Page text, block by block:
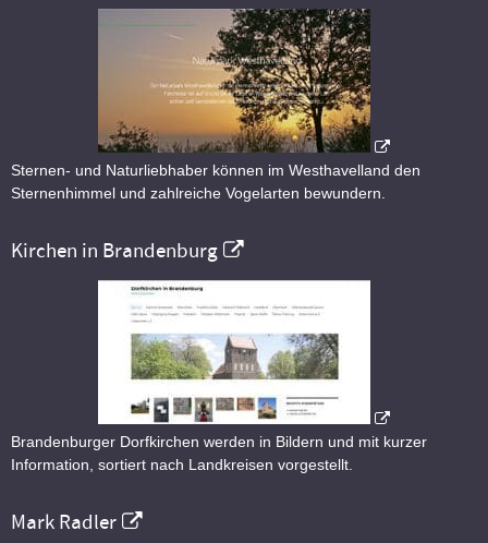
Sternen- und Naturliebhaber können im Westhavelland den
Sternenhimmel und zahlreiche Vogelarten bewundern.
Kirchen in Brandenburg
Brandenburger Dorfkirchen werden in Bildern und mit kurzer
Information, sortiert nach Landkreisen vorgestellt.
Mark Radler